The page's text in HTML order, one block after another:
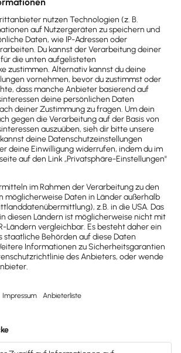
ist mehrfacher
2025
Buchhaltungssoftware
Testsieger
Testsieger
2025